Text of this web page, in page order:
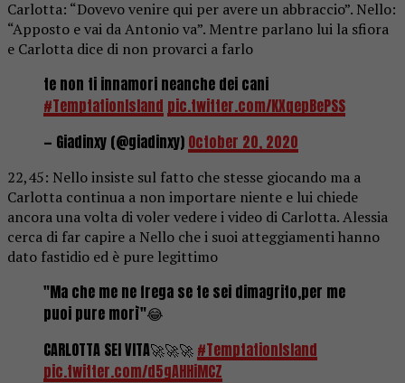
Carlotta: “Dovevo venire qui per avere un abbraccio”. Nello:
“Apposto e vai da Antonio va”. Mentre parlano lui la sfiora
e Carlotta dice di non provarci a farlo
te non ti innamori neanche dei cani
#TemptationIsland pic.twitter.com/KXqepBePSS
— Giadinxy (@giadinxy) October 20, 2020
22,45: Nello insiste sul fatto che stesse giocando ma a
Carlotta continua a non importare niente e lui chiede
ancora una volta di voler vedere i video di Carlotta. Alessia
cerca di far capire a Nello che i suoi atteggiamenti hanno
dato fastidio ed è pure legittimo
"Ma che me ne frega se te sei dimagrito,per me
puoi pure morì"😂
CARLOTTA SEI VITA🚀🚀🚀 #TemptationIsland
pic.twitter.com/d5gAHHiMCZ